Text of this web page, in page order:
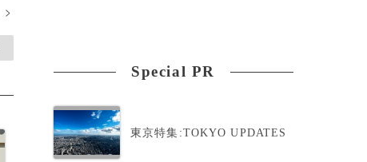
>
Special PR
東京特集:TOKYO UPDATES